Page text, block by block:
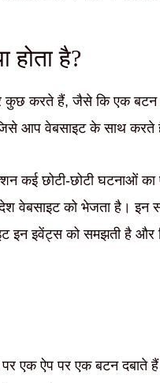
होता है?
करते हैं, जैसे कि एक बटन
आप वेबसाइट के साथ करते
कई छोटी-छोटी घटनाओं
वेबसाइट को भेजता है। इन
इन इवेंट्स को समझती है
एक ऐप पर एक बटन